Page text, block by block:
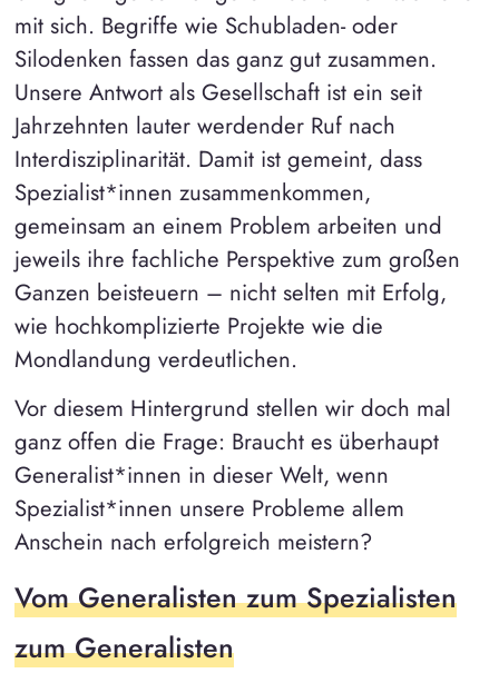
mit sich. Begriffe wie Schubladen- oder
Silodenken fassen das ganz gut zusammen.
Unsere Antwort als Gesellschaft ist ein seit
Jahrzehnten lauter werdender Ruf nach
Interdisziplinarität. Damit ist gemeint, dass
Spezialist*innen zusammenkommen,
gemeinsam an einem Problem arbeiten und
jeweils ihre fachliche Perspektive zum großen
Ganzen beisteuern – nicht selten mit Erfolg,
wie hochkomplizierte Projekte wie die
Mondlandung verdeutlichen.
Vor diesem Hintergrund stellen wir doch mal
ganz offen die Frage: Braucht es überhaupt
Generalist*innen in dieser Welt, wenn
Spezialist*innen unsere Probleme allem
Anschein nach erfolgreich meistern?
Vom Generalisten zum Spezialisten
zum Generalisten